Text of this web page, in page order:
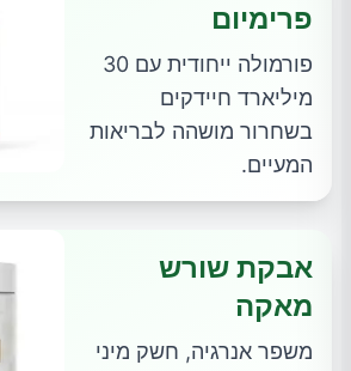
פרימיום
פורמולה ייחודית עם 30
מיליארד חיידקים
בשחרור מושהה לבריאות
המעיים.
אבקת שורש
מאקה
משפר אנרגיה, חשק מיני